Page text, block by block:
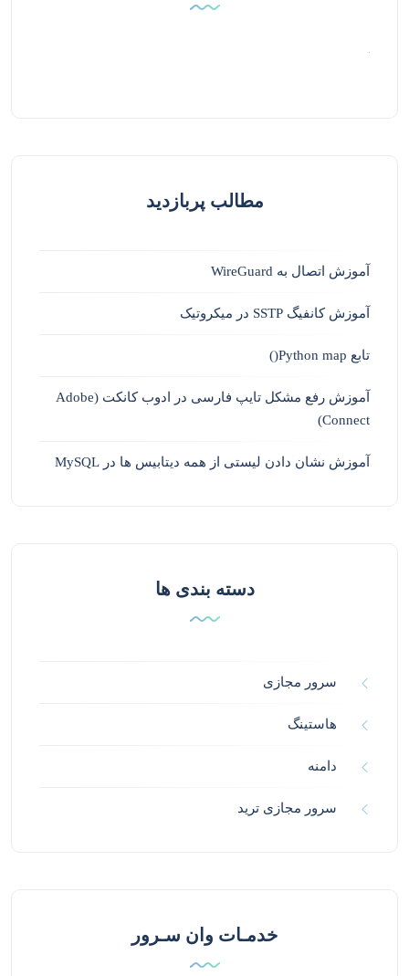
مطالب پربازدید
آموزش اتصال به WireGuard
آموزش کانفیگ SSTP در میکروتیک
تابع Python map()
آموزش رفع مشکل تایپ فارسی در ادوب کانکت (Adobe
Connect)
آموزش نشان دادن لیستی از همه دیتابیس ها در MySQL
دسته بندی ها
سرور مجازی
هاستینگ
دامنه
سرور مجازی ترید
خدمـات وان سـرور